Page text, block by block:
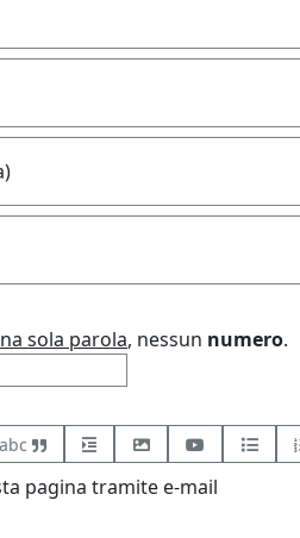
sola parola, nessun numero.
pagina tramite e-mail